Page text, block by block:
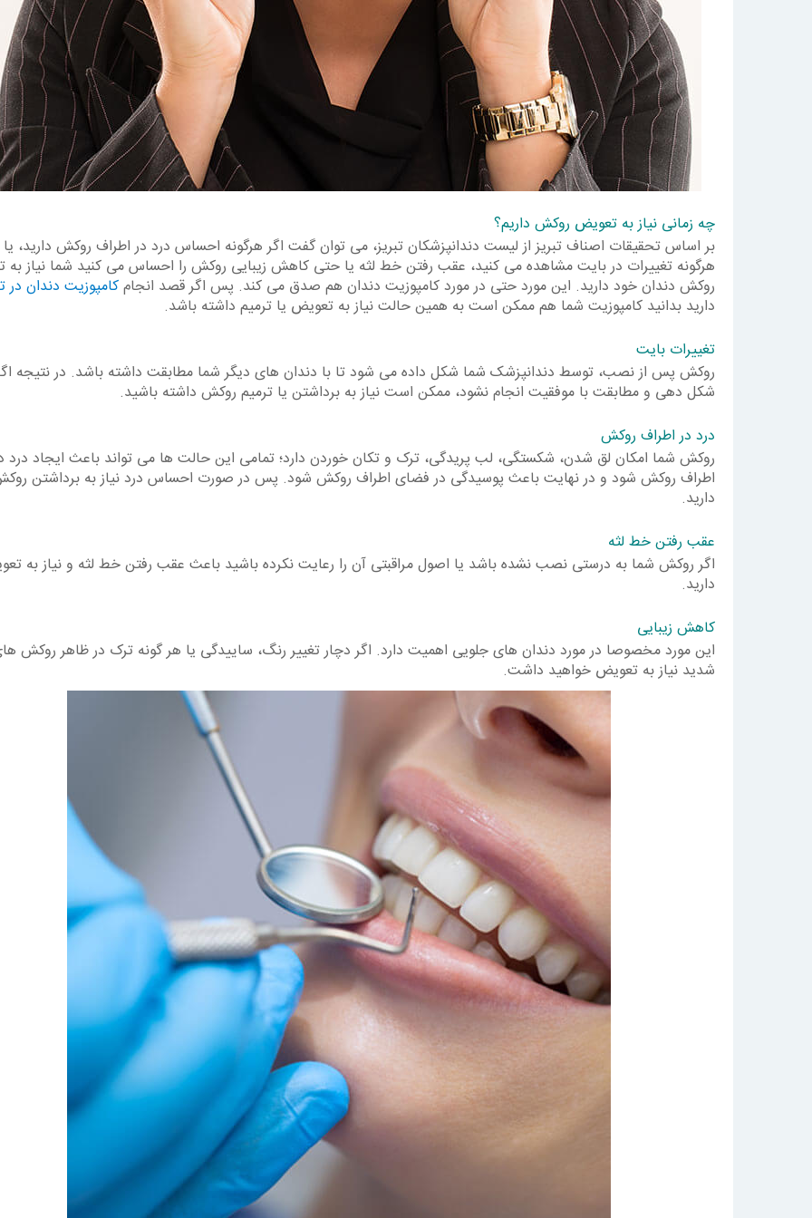
چه زمانی نیاز به تعویض روکش داریم؟
بر اساس تحقیقات اصناف تبریز از لیست دندانپزشکان تبریز، می توان گفت اگر هرگونه احساس درد در اطراف روکش دارید، یا
هرگونه تغییرات در بایت مشاهده می کنید، عقب رفتن خط لثه یا حتی کاهش زیبایی روکش را احساس می کنید شما نیاز
روکش دندان خود دارید. این مورد حتی در مورد کامپوزیت دندان هم صدق می کند. پس اگر قصد انجامکامپوزیت دندان در
دارید بدانید کامپوزیت شما هم ممکن است به همین حالت نیاز به تعویض یا ترمیم داشته باشد.
تغییرات بایت
روکش پس از نصب، توسط دندانپزشک شما شکل داده می شود تا با دندان های دیگر شما مطابقت داشته باشد. در نتیجه
شکل دهی و مطابقت با موفقیت انجام نشود، ممکن است نیاز به برداشتن یا ترمیم روکش داشته باشید.
درد در اطراف روکش
روکش شما امکان لق شدن، شکستگی، لب پریدگی، ترک و تکان خوردن دارد؛ تمامی این حالت ها می تواند باعث ایجاد درد
اطراف روکش شود و در نهایت باعث پوسیدگی در فضای اطراف روکش شود. پس در صورت احساس درد نیاز به برداشتن
دارید.
عقب رفتن خط لثه
اگر روکش شما به درستی نصب نشده باشد یا اصول مراقبتی آن را رعایت نکرده باشید باعث عقب رفتن خط لثه و نیاز به
دارید.
کاهش زیبایی
این مورد مخصوصا در مورد دندان های جلویی اهمیت دارد. اگر دچار تغییر رنگ، ساییدگی یا هر گونه ترک در ظاهر روکش
شدید نیاز به تعویض خواهید داشت.